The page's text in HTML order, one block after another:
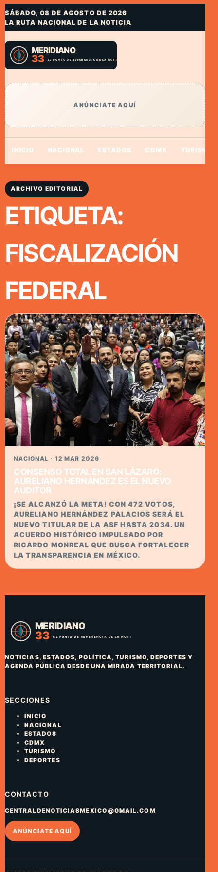
SÁBADO, 08 DE AGOSTO DE 2026
LA RUTA NACIONAL DE LA NOTICIA
ANÚNCIATE AQUÍ
INICIO NACIONAL ESTADOS CDMX TURISMO
ARCHIVO EDITORIAL
ETIQUETA:
FISCALIZACIÓN
FEDERAL
NACIONAL · 12 MAR 2026
CONSENSO TOTAL EN SAN LÁZARO:
AURELIANO HERNÁNDEZ ES EL NUEVO
AUDITOR
¡SE ALCANZÓ LA META! CON 472 VOTOS,
AURELIANO HERNÁNDEZ PALACIOS SERÁ EL
NUEVO TITULAR DE LA ASF HASTA 2034. UN
ACUERDO HISTÓRICO IMPULSADO POR
RICARDO MONREAL QUE BUSCA FORTALECER
LA TRANSPARENCIA EN MÉXICO.
NOTICIAS, ESTADOS, POLÍTICA, TURISMO, DEPORTES Y
AGENDA PÚBLICA DESDE UNA MIRADA TERRITORIAL.
SECCIONES
INICIO
NACIONAL
ESTADOS
CDMX
TURISMO
DEPORTES
CONTACTO
CENTRALDENOTICIASMEXICO@GMAIL.COM
ANÚNCIATE AQUÍ